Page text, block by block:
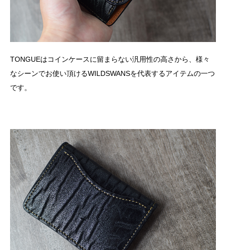
TONGUEはコインケースに留まらない汎用性の高さから、様々
なシーンでお使い頂けるWILDSWANSを代表するアイテムの一つ
です。